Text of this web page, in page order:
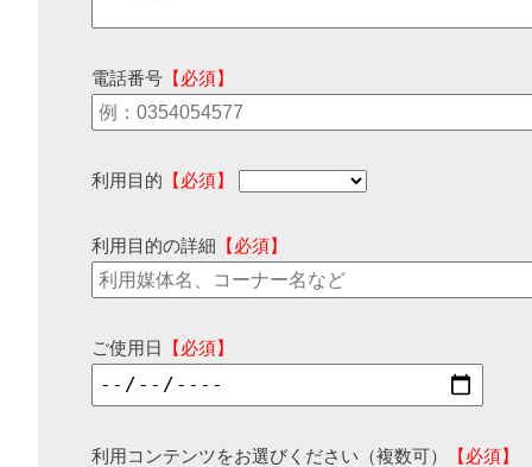
電話番号 【必須】
利用目的 【必須】
利用目的の詳細 【必須】
ご使用日 【必須】
利用コンテンツをお選びください（複数可）
【必須】